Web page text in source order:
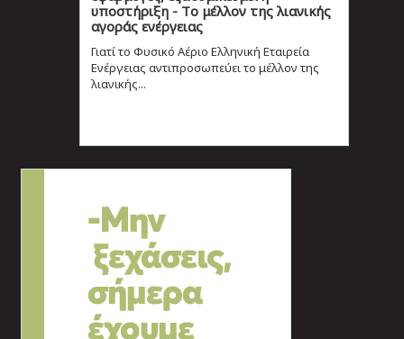
υποστήριξη - Tο μέλλον της λιανικής
αγοράς ενέργειας
Γιατί το Φυσικό Αέριο Ελληνική Εταιρεία
Ενέργειας αντιπροσωπεύει το μέλλον της
λιανικής...